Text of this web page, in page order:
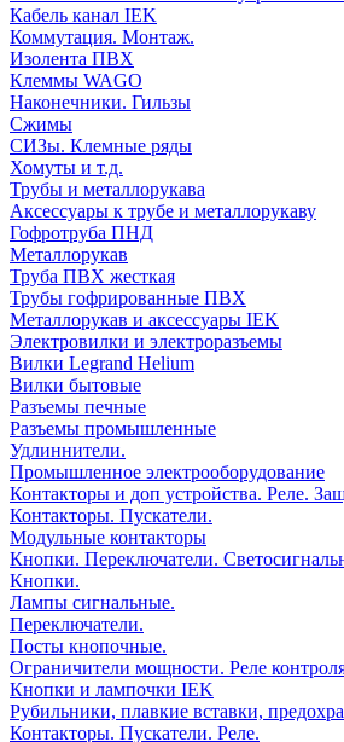
Кабель канал IEK
Коммутация. Монтаж.
Изолента ПВХ
Клеммы WAGO
Наконечники. Гильзы
Сжимы
СИЗы. Клемные ряды
Хомуты и т.д.
Трубы и металлорукава
Аксессуары к трубе и металлорукаву
Гофротруба ПНД
Металлорукав
Труба ПВХ жесткая
Трубы гофрированные ПВХ
Металлорукав и аксессуары IEK
Электровилки и электроразъемы
Вилки Legrand Helium
Вилки бытовые
Разъемы печные
Разъемы промышленные
Удлиннители.
Промышленное электрооборудование
Контакторы и доп устройства. Реле.
Контакторы. Пускатели.
Модульные контакторы
Кнопки. Переключатели.
Кнопки.
Лампы сигнальные.
Переключатели.
Посты кнопочные.
Ограничители мощности. Реле
Кнопки и лампочки IEK
Рубильники, плавкие вставки,
Контакторы. Пускатели. Реле.